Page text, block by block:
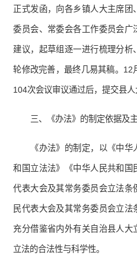
正式发函，向各乡镇人大主席团
委员会、常委会各工作委员会
建议，起草组逐一进行梳理分
轮修改完善，最终几易其稿。12
104次会议审议通过后，提交县人
三、《办法》的制定依据及
《办法》的制定，以《中
和国立法法》《中华人民共和国
代表大会及其常务委员会立法条
民代表大会及其常务委员会立
充分借鉴省内外有关自治县人
立法的合法性与科学性。